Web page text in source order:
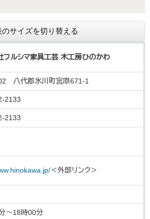
のサイズを切り替える
フルシマ家具工芸 木工房ひのかわ
八代郡氷川町宮原671-1
2133
2133
＜外部リンク＞
～18時00分